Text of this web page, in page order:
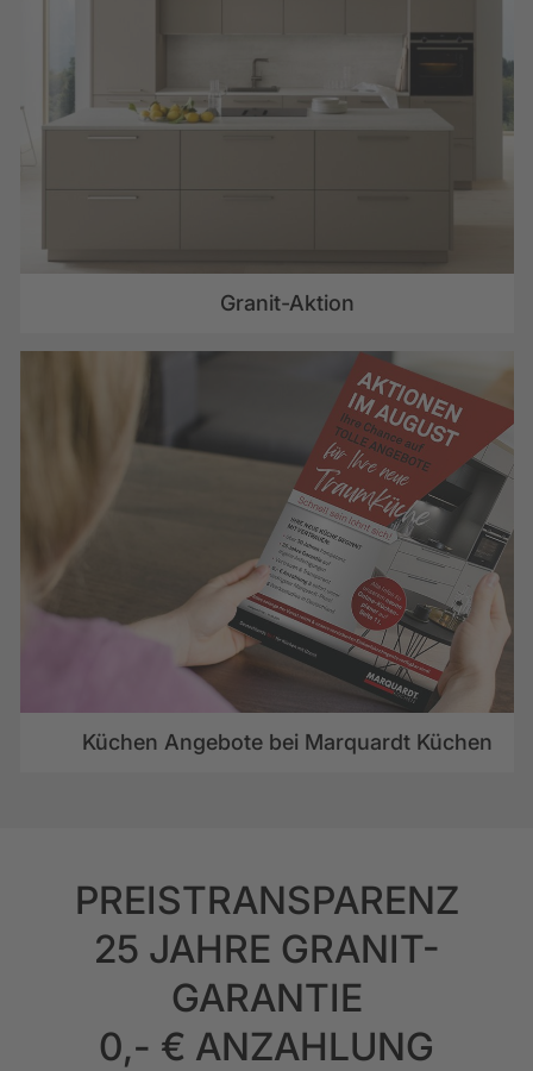
ZUM GRANITSORTIMENT
Granit-Aktion
Küchen Angebote bei Marquardt Küchen
PREISTRANSPARENZ
25 JAHRE GRANIT-
GARANTIE
0,- € ANZAHLUNG